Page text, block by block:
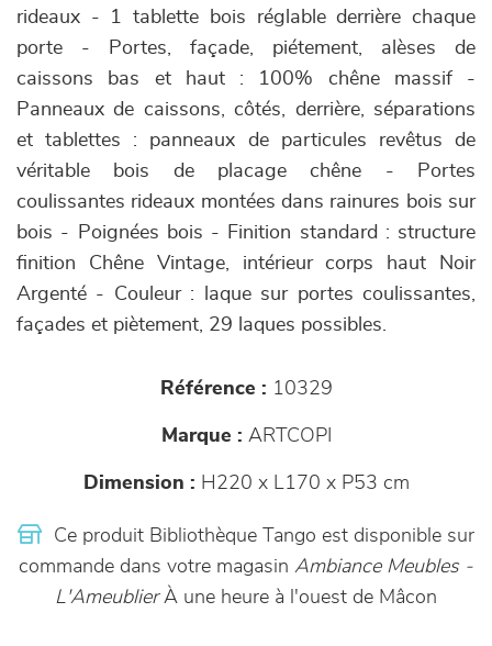
rideaux - 1 tablette bois réglable derrière chaque
porte - Portes, façade, piétement, alèses de
caissons bas et haut : 100% chêne massif -
Panneaux de caissons, côtés, derrière, séparations
et tablettes : panneaux de particules revêtus de
véritable bois de placage chêne - Portes
coulissantes rideaux montées dans rainures bois sur
bois - Poignées bois - Finition standard : structure
finition Chêne Vintage, intérieur corps haut Noir
Argenté - Couleur : laque sur portes coulissantes,
façades et piètement, 29 laques possibles.
Référence : 10329
Marque : ARTCOPI
Dimension : H220 x L170 x P53 cm
Ce produit Bibliothèque Tango est disponible sur
commande dans votre magasin Ambiance Meubles -
L'AmeublierÀ une heure à l'ouest de Mâcon